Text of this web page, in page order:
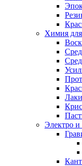
Химия
Электро